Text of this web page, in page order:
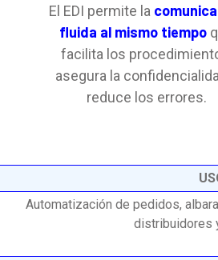
El EDI permite la
fluida al mismo tiempo
facilita los
asegura la
reduce los errores.
Automatización de pedidos,
distribuidores